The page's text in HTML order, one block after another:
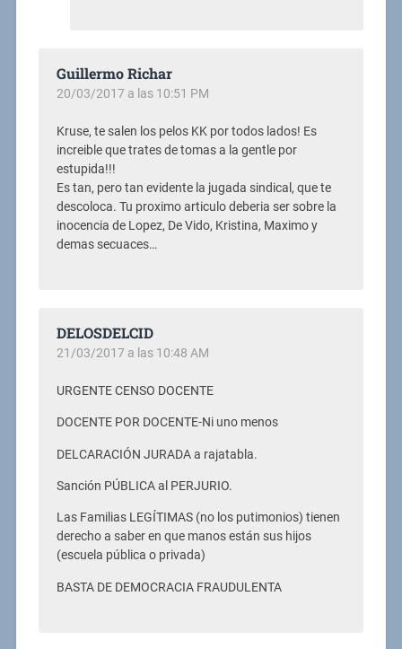
Guillermo Richar
20/03/2017 a las 10:51 PM
Kruse, te salen los pelos KK por todos lados! Es
increible que trates de tomas a la gentle por
estupida!!!
Es tan, pero tan evidente la jugada sindical, que te
descoloca. Tu proximo articulo deberia ser sobre la
inocencia de Lopez, De Vido, Kristina, Maximo y
demas secuaces…
DELOSDELCID
21/03/2017 a las 10:48 AM
URGENTE CENSO DOCENTE
DOCENTE POR DOCENTE-Ni uno menos
DELCARACIÓN JURADA a rajatabla.
Sanción PÚBLICA al PERJURIO.
Las Familias LEGÍTIMAS (no los putimonios) tienen
derecho a saber en que manos están sus hijos
(escuela pública o privada)
BASTA DE DEMOCRACIA FRAUDULENTA